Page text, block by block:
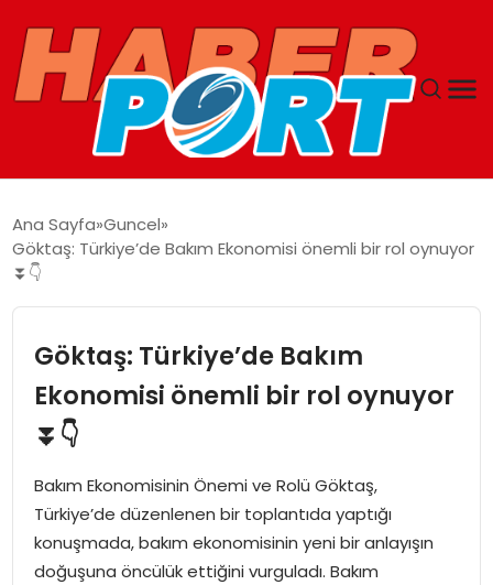
GUNCEL
SPOR
MAGAZIN
SPOR
Ana Sayfa Guncel
Göktaş: Türkiye’de Bakım Ekonomisi önemli bir rol oynuyor
⏬👇
Göktaş: Türkiye’de Bakım
Ekonomisi önemli bir rol oynuyor
⏬👇
Bakım Ekonomisinin Önemi ve Rolü Göktaş,
Türkiye’de düzenlenen bir toplantıda yaptığı
konuşmada, bakım ekonomisinin yeni bir anlayışın
doğuşuna öncülük ettiğini vurguladı. Bakım